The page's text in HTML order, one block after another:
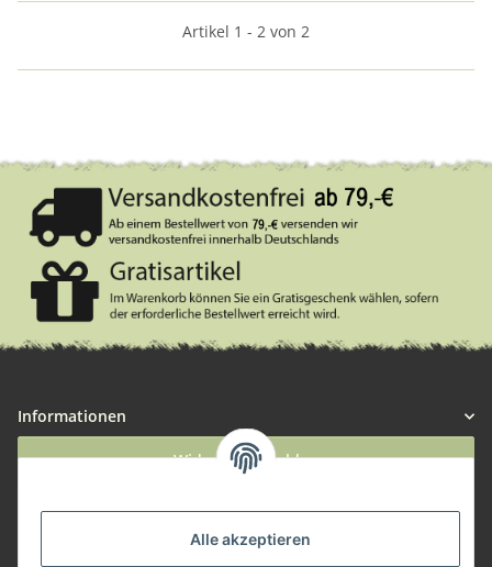
Alle akzeptieren
Artikel 1 - 2 von 2
Informationen
Widerruf anmelden